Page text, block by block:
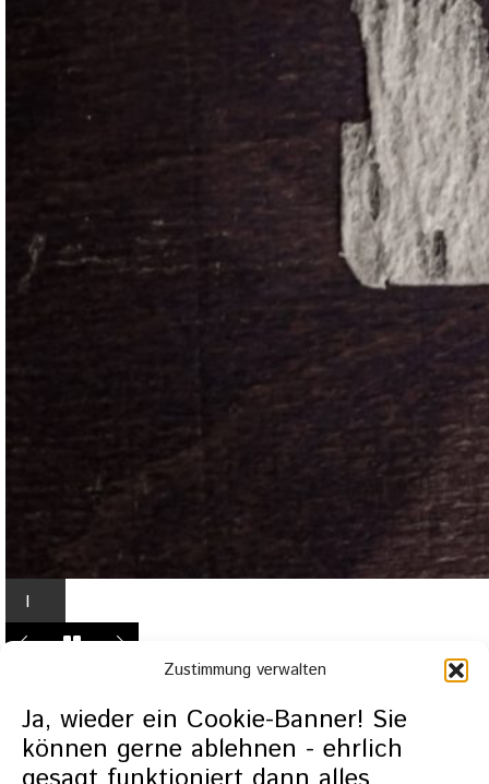
Zustimmung verwalten
Ja, wieder ein Cookie-Banner! Sie
können gerne ablehnen - ehrlich
I
n
g
h
t